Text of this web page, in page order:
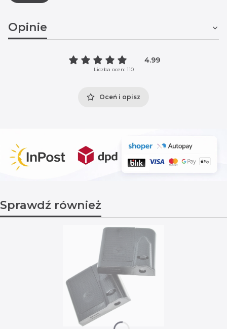
Opinie
4.99
Liczba ocen: 110
Oceń i opisz
Sprawdź również